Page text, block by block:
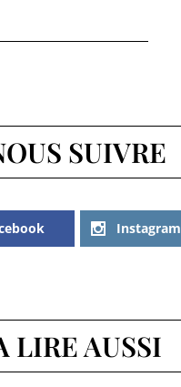
SUIVRE
Instagram
LIRE AUSSI